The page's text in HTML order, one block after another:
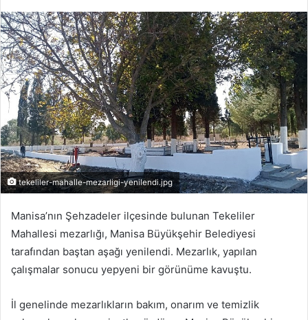
tekeliler-mahalle-mezarligi-yenilendi.jpg
Manisa’nın Şehzadeler ilçesinde bulunan Tekeliler
Mahallesi mezarlığı, Manisa Büyükşehir Belediyesi
tarafından baştan aşağı yenilendi. Mezarlık, yapılan
çalışmalar sonucu yepyeni bir görünüme kavuştu.
İl genelinde mezarlıkların bakım, onarım ve temizlik